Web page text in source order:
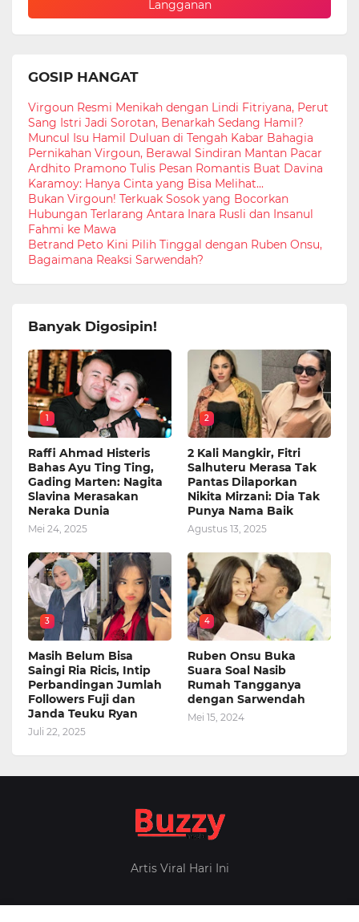
GOSIP HANGAT
Virgoun Resmi Menikah dengan Lindi Fitriyana, Perut
Sang Istri Jadi Sorotan, Benarkah Sedang Hamil?
Muncul Isu Hamil Duluan di Tengah Kabar Bahagia
Pernikahan Virgoun, Berawal Sindiran Mantan Pacar
Ardhito Pramono Tulis Pesan Romantis Buat Davina
Karamoy: Hanya Cinta yang Bisa Melihat...
Bukan Virgoun! Terkuak Sosok yang Bocorkan
Hubungan Terlarang Antara Inara Rusli dan Insanul
Fahmi ke Mawa
Betrand Peto Kini Pilih Tinggal dengan Ruben Onsu,
Bagaimana Reaksi Sarwendah?
Banyak Digosipin!
1
Raffi Ahmad Histeris
Bahas Ayu Ting Ting,
Gading Marten: Nagita
Slavina Merasakan
Neraka Dunia
Mei 24, 2025
2
2 Kali Mangkir, Fitri
Salhuteru Merasa Tak
Pantas Dilaporkan
Nikita Mirzani: Dia Tak
Punya Nama Baik
Agustus 13, 2025
3
Masih Belum Bisa
Saingi Ria Ricis, Intip
Perbandingan Jumlah
Followers Fuji dan
Janda Teuku Ryan
Juli 22, 2025
4
Ruben Onsu Buka
Suara Soal Nasib
Rumah Tangganya
dengan Sarwendah
Mei 15, 2024
Artis Viral Hari Ini